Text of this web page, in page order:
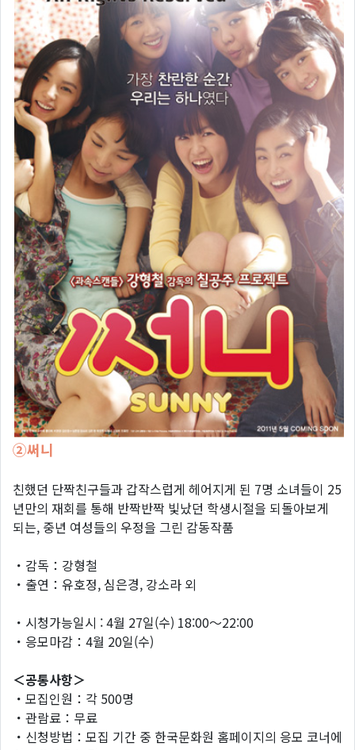
②써니
친했던 단짝친구들과 갑작스럽게 헤어지게 된 7명 소녀들이 25
년만의 재회를 통해 반짝반짝 빛났던 학생시절을 되돌아보게
되는, 중년 여성들의 우정을 그린 감동작품
・감독：강형철
・출연：유호정, 심은경, 강소라 외
・시청가능일시 : 4월 27일(수) 18:00～22:00
・응모마감：4월 20일(수)
＜공통사항＞
・모집인원：각 500명
・관람료：무료
・신청방법：모집 기간 중 한국문화원 홈페이지의 응모 코너에